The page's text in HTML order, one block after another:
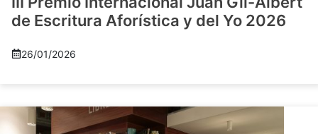
de Escritura Aforística y del Yo 2026
26/01/2026